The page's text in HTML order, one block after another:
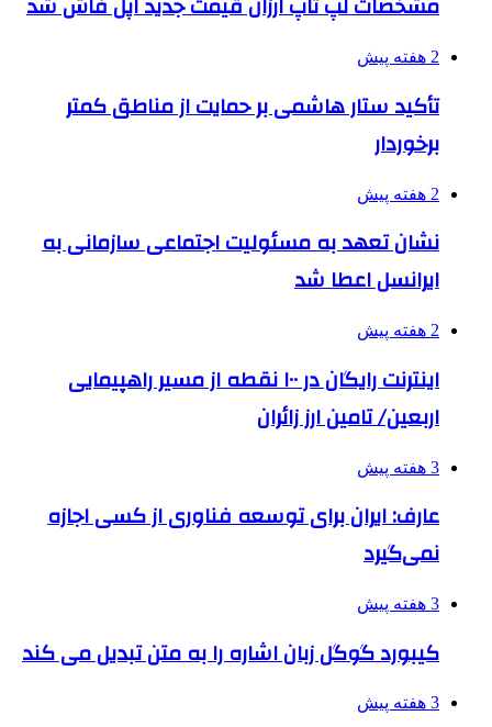
2 هفته پیش
تأکید ستار هاشمی بر حمایت از مناطق کمتر
برخوردار
2 هفته پیش
نشان تعهد به مسئولیت اجتماعی سازمانی به
ایرانسل اعطا شد
2 هفته پیش
اینترنت رایگان در ۱۰۰ نقطه از مسیر راهپیمایی
اربعین/ تامین ارز زائران
3 هفته پیش
عارف: ایران برای توسعه فناوری از کسی اجازه
نمی‌گیرد
3 هفته پیش
کیبورد گوگل زبان اشاره را به متن تبدیل می کند
3 هفته پیش